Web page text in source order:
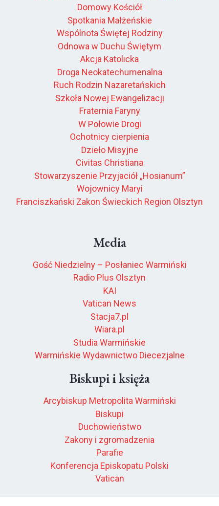
Domowy Kościół
Spotkania Małżeńskie
Wspólnota Świętej Rodziny
Odnowa w Duchu Świętym
Akcja Katolicka
Droga Neokatechumenalna
Ruch Rodzin Nazaretańskich
Szkoła Nowej Ewangelizacji
Fraternia Faryny
W Połowie Drogi
Ochotnicy cierpienia
Dzieło Misyjne
Civitas Christiana
Stowarzyszenie Przyjaciół „Hosianum”
Wojownicy Maryi
Franciszkański Zakon Świeckich Region Olsztyn
Media
Gość Niedzielny – Posłaniec Warmiński
Radio Plus Olsztyn
KAI
Vatican News
Stacja7.pl
Wiara.pl
Studia Warmińskie
Warmińskie Wydawnictwo Diecezjalne
Biskupi i księża
Arcybiskup Metropolita Warmiński
Biskupi
Duchowieństwo
Zakony i zgromadzenia
Parafie
Konferencja Episkopatu Polski
Vatican